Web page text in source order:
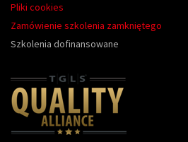
Pliki cookies
Zamówienie szkolenia zamkniętego
Szkolenia dofinansowane